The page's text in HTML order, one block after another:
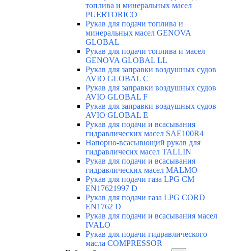
топлива и минеральных масел
PUERTORICO
Рукав для подачи топлива и
минеральных масел GENOVA
GLOBAL
Рукав для подачи топлива и масел
GENOVA GLOBAL LL
Рукав для заправки воздушных судов
AVIO GLOBAL C
Рукав для заправки воздушных судов
AVIO GLOBAL F
Рукав для заправки воздушных судов
AVIO GLOBAL E
Рукав для подачи и всасывания
гидравлических масел SAE100R4
Напорно-всасывющий рукав для
гидравличесих масел TALLIN
Рукав для подачи и всасывания
гидравлических масел MALMO
Рукав для подачи газа LPG CM
EN17621997 D
Рукав для подачи газа LPG CORD
EN1762 D
Рукав для подачи и всасывания масел
IVALO
Рукав для подачи гидравлического
масла COMPRESSOR